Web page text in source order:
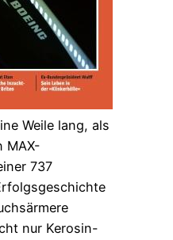
Weile lang, als
MAX-
737
nur Kerosin-